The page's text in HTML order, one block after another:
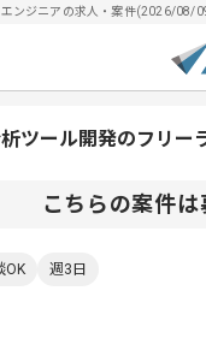
エンジニアの求人・案件(2026/08/
ツール開発のフリー
こちらの案件
OK 週3日